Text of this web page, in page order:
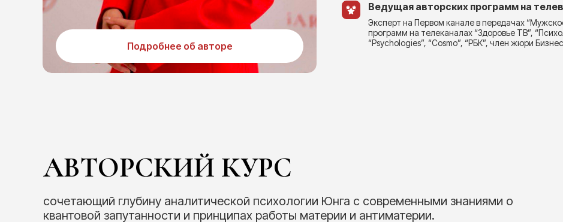
Эксперт на Первом канале в передачах
программ на телеканалах “Здоровье ТВ”,
“Psychologies”, “Cosmo”, “РБК”, член жюри
Ведущая авторских программ на
Подробнее об авторе
АВТОРСКИЙ КУРС
сочетающий глубину аналитической психологии Юнга с современными знаниями о
квантовой запутанности и принципах работы материи и антиматерии.